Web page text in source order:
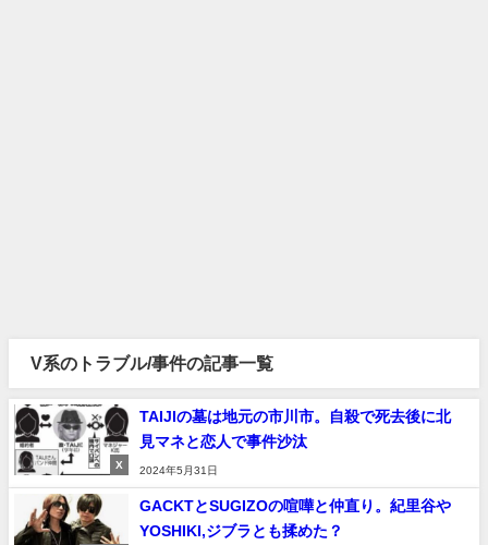
V系のトラブル/事件の記事一覧
X
TAIJIの墓は地元の市川市。自殺で死去後に北
見マネと恋人で事件沙汰
2024年5月31日
GACKTとSUGIZOの喧嘩と仲直り。紀里谷や
YOSHIKI,ジブラとも揉めた？